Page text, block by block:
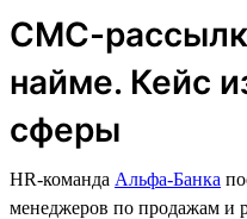
СМС-
найме. Кейс
сферы
HR-команда Альфа-Банка
менеджеров по продажам и